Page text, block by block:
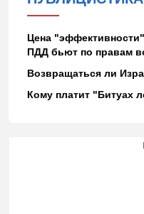
Цена
ПДД бьют по правам
Возвращаться ли
Кому платит "Битуах